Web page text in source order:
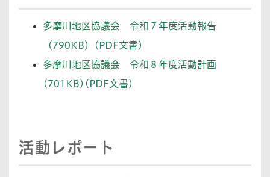
多摩川地区協議会 令和７年度活動報告
（790KB）(PDF文書)
多摩川地区協議会 令和８年度活動計画
(701KB)(PDF文書)
活動レポート